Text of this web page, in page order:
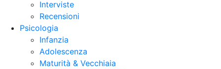
Interviste
Recensioni
Psicologia
Infanzia
Adolescenza
Maturità & Vecchiaia